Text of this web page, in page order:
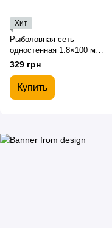
Хит
Рыболовная сеть
одностенная 1.8×100 м
(ячейка 16–100 мм)
329 грн
Купить